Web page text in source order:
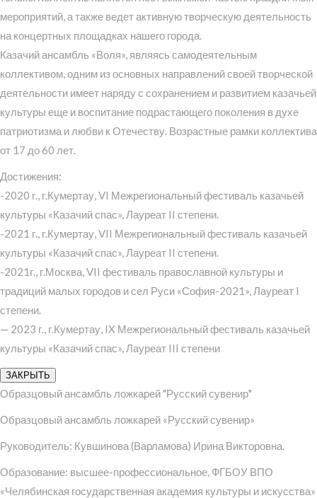
мероприятий, а также ведет активную творческую деятельность
на концертных площадках нашего города.
Казачий ансамбль «Воля», являясь самодеятельным
коллективом, одним из основных направлений своей творческой
деятельности имеет наряду с сохранением и развитием казачьей
культуры еще и воспитание подрастающего поколения в духе
патриотизма и любви к Отечеству. Возрастные рамки коллектива
от 17 до 60 лет.
Достижения:
-2020 г., г.Кумертау, VI Межрегиональный фестиваль казачьей
культуры «Казачий спас», Лауреат II степени.
-2021 г., г.Кумертау, VII Межрегиональный фестиваль казачьей
культуры «Казачий спас», Лауреат II степени.
-2021г., г.Москва, VII фестиваль православной культуры и
традиций малых городов и сел Руси «София-2021», Лауреат I
степени.
— 2023 г., г.Кумертау, IX Межрегиональный фестиваль казачьей
культуры «Казачий спас», Лауреат III степени
ЗАКРЫТЬ
Образцовый ансамбль ложкарей "Русский сувенир"
Образцовый ансамбль ложкарей «Русский сувенир»
Руководитель: Кувшинова (Варламова) Ирина Викторовна.
Образование: высшее-профессиональное, ФГБОУ ВПО
«Челябинская государственная академия культуры и искусства»